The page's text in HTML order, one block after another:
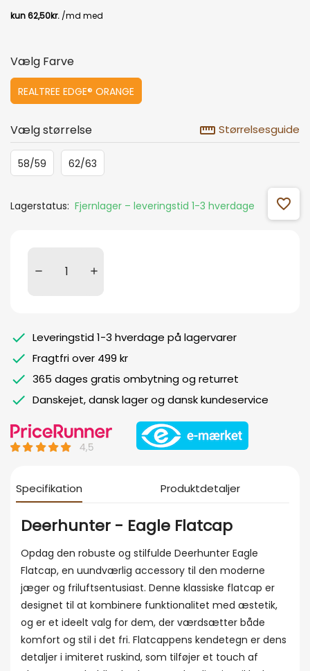
Vælg Farve
REALTREE EDGE® ORANGE
Vælg størrelse straighten Størrelsesguide
58/59 62/63
Lagerstatus: Fjernlager – leveringstid 1-3 hverdage favorite_outline
Leveringstid 1-3 hverdage på lagervarer
Fragtfri over 499 kr
365 dages gratis ombytning og returret
Danskejet, dansk lager og dansk kundeservice
Specifikation Produktdetaljer
Deerhunter - Eagle Flatcap
Opdag den robuste og stilfulde Deerhunter Eagle
Flatcap, en uundværlig accessory til den moderne
jæger og friluftsentusiast. Denne klassiske flatcap er
designet til at kombinere funktionalitet med æstetik,
og er et ideelt valg for dem, der værdsætter både
komfort og stil i det fri. Flatcappens kendetegn er dens
detaljer i imiteret ruskind, som tilføjer et touch af